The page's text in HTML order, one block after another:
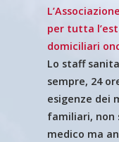
per tutta
domiciliari
Lo staff
sempre, 24
esigenze dei
familiari, non
medico ma